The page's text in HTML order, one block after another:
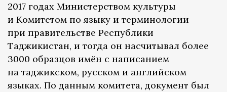
2017 годах Министерством культуры
и Комитетом по языку и терминологии
при правительстве Республики
Таджикистан, и тогда он насчитывал более
3000 образцов имён с написанием
на таджикском, русском и английском
языках. По данным комитета, документ был